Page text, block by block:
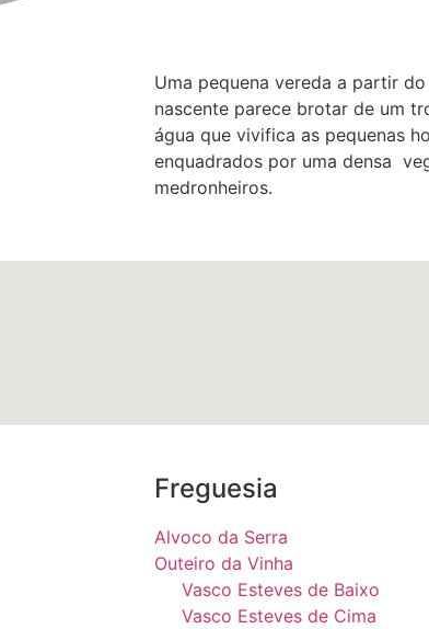
Uma pequena vereda a partir
nascente parece brotar de um
água que vivifica as pequenas
enquadrados por uma densa
medronheiros.
Freguesia
Alvoco da Serra
Outeiro da Vinha
Vasco Esteves de Baixo
Vasco Esteves de Cima